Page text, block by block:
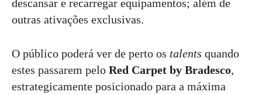
descansar e recarregar equipamentos; além de
outras ativações exclusivas.
O público poderá ver de perto os talents quando
estes passarem pelo Red Carpet by Bradesco,
estrategicamente posicionado para a máxima